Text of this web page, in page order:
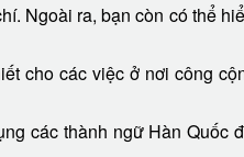
Ngoài ra, bạn còn có thể
cho các việc ở nơi công
các thành ngữ Hàn